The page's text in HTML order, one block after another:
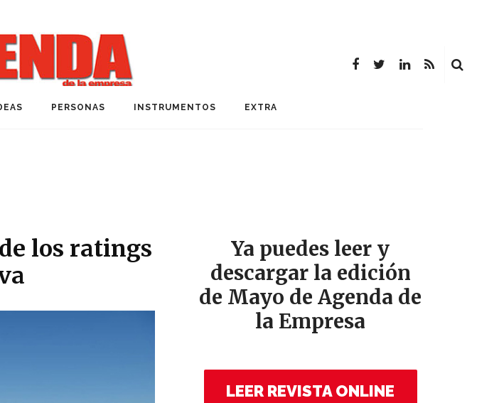
PERSONAS INSTRUMENTOS EXTRA
los ratings
Ya puedes leer y
descargar la edición
de Mayo de Agenda de
la Empresa
LEER REVISTA ONLINE